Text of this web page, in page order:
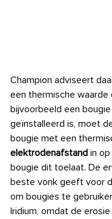
Champion adviseert
een thermische waarde
bijvoorbeeld een
geïnstalleerd is, moet
bougie met een
elektrodenafstand in op
bougie dit toelaat. De
beste vonk geeft voor
om bougies te
Iridium, omdat de